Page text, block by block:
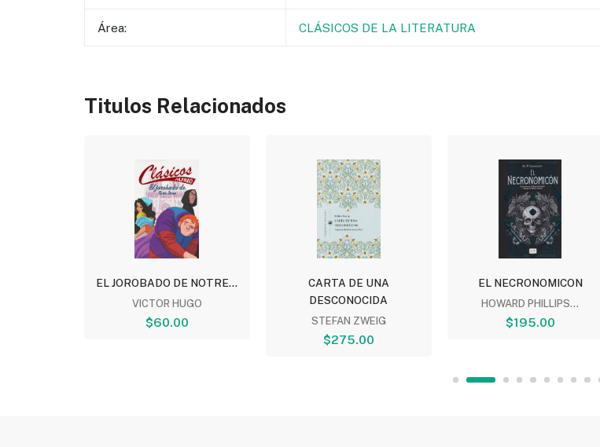
Área: CLÁSICOS DE LA LITERATURA
Titulos Relacionados
EL JOROBADO DE NOTRE...
VICTOR HUGO
$60.00
CARTA DE UNA
DESCONOCIDA
STEFAN ZWEIG
$275.00
EL NECRONOMICON
HOWARD PHILLIPS...
$195.00